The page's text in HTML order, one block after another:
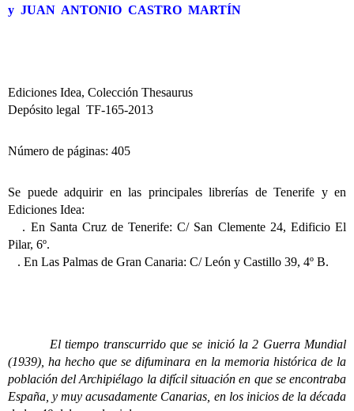
y JUAN ANTONIO CASTRO MARTÍN
Ediciones Idea, Colección Thesaurus
Depósito legal TF-165-2013
Número de páginas: 405
Se puede adquirir en las principales librerías de Tenerife y en
Ediciones Idea:
. En Santa Cruz de Tenerife: C/ San Clemente 24, Edificio El
Pilar, 6º.
. En Las Palmas de Gran Canaria: C/ León y Castillo 39, 4º B.
El tiempo transcurrido que se inició la 2 Guerra Mundial
(1939), ha hecho que se difuminara en la memoria histórica de la
población del Archipiélago la difícil situación en que se encontraba
España, y muy acusadamente Canarias, en los inicios de la década